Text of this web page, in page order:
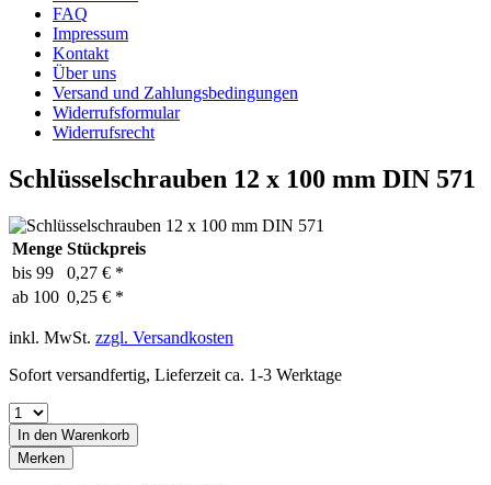
FAQ
Impressum
Kontakt
Über uns
Versand und Zahlungsbedingungen
Widerrufsformular
Widerrufsrecht
Schlüsselschrauben 12 x 100 mm DIN 571
Menge Stückpreis
bis 99
0,27 € *
ab 100 0,25 € *
inkl. MwSt. zzgl. Versandkosten
Sofort versandfertig, Lieferzeit ca. 1-3 Werktage
In den Warenkorb
Merken